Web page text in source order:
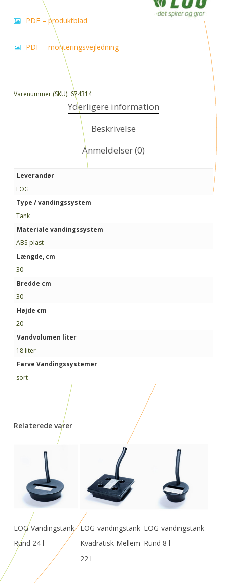
PDF – produktblad
PDF – monteringsvejledning
Varenummer (SKU): 674314
Yderligere information
Beskrivelse
Anmeldelser (0)
Leverandør
LOG
Type / vandingssystem
Tank
Materiale vandingssystem
ABS-plast
Længde, cm
30
Bredde cm
30
Højde cm
20
Vandvolumen liter
18 liter
Farve Vandingssystemer
sort
Relaterede varer
Læs Mere
LOG-Vandingstank
Rund 24 l
LOG-vandingstank
Kvadratisk Mellem
22 l
LOG-vandingstank
Rund 8 l